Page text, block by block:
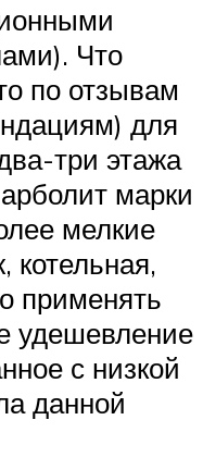
Что
по отзывам
для
три этажа
марки
мелкие
котельная,
применять
удешевление
с низкой
данной